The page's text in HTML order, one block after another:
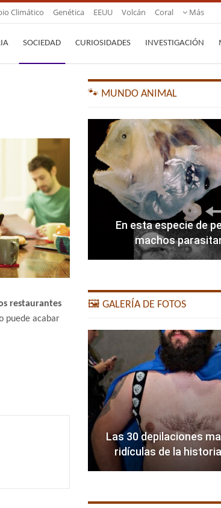
Climático Genética EEUU Volcán Coral Más
SOCIEDAD CURIOSIDADES INVESTIGACIÓN
restaurantes
puede acabar
🐾 MUNDO ANIMAL
En esta especie de
machos
🖼️ GALERÍA DE FOTOS
Las 30 depilaciones
ridículas de la